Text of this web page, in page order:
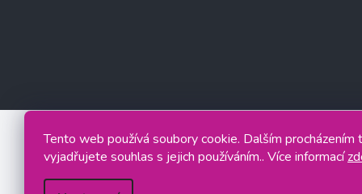
Tento web používá soubory cookie. Dalším
vyjadřujete souhlas s jejich používáním.. Více informací